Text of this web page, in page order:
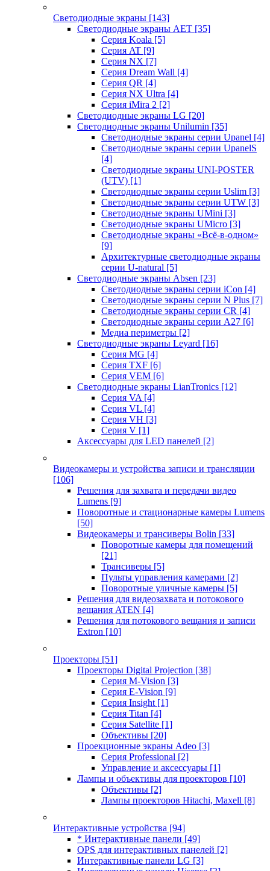
Светодиодные экраны [143]
Светодиодные экраны AET [35]
Cерия Koala [5]
Серия AT [9]
Серия NX [7]
Серия Dream Wall [4]
Серия QR [4]
Серия NX Ultra [4]
Серия iMira 2 [2]
Светодиодные экраны LG [20]
Светодиодные экраны Unilumin [35]
Светодиодные экраны серии Upanel [4]
Светодиодные экраны серии UpanelS
[4]
Светодиодные экраны UNI-POSTER
(UTV) [1]
Светодиодные экраны серии Uslim [3]
Светодиодные экраны серии UTW [3]
Светодиодные экраны UMini [3]
Светодиодные экраны UMicro [3]
Светодиодные экраны «Всё-в-одном»
[9]
Архитектурные светодиодные экраны
серии U-natural [5]
Светодиодные экраны Absen [23]
Светодиодные экраны серии iCon [4]
Светодиодные экраны серии N Plus [7]
Светодиодные экраны серии CR [4]
Светодиодные экраны серии А27 [6]
Медиа периметры [2]
Светодиодные экраны Leyard [16]
Серия MG [4]
Серия TXF [6]
Серия VEM [6]
Светодиодные экраны LianTronics [12]
Серия VA [4]
Серия VL [4]
Серия VH [3]
Серия V [1]
Аксессуары для LED панелей [2]
Видеокамеры и устройства записи и трансляции
[106]
Решения для захвата и передачи видео
Lumens [9]
Поворотные и стационарные камеры Lumens
[50]
Видеокамеры и трансиверы Bolin [33]
Поворотные камеры для помещений
[21]
Трансиверы [5]
Пульты управления камерами [2]
Поворотные уличные камеры [5]
Решения для видеозахвата и потокового
вещания ATEN [4]
Решения для потокового вещания и записи
Extron [10]
Проекторы [51]
Проекторы Digital Projection [38]
Серия M-Vision [3]
Серия E-Vision [9]
Серия Insight [1]
Серия Titan [4]
Серия Satellite [1]
Объективы [20]
Проекционные экраны Adeo [3]
Серия Professional [2]
Управление и аксессуары [1]
Лампы и объективы для проекторов [10]
Объективы [2]
Лампы проекторов Hitachi, Maxell [8]
Интерактивные устройства [94]
* Интерактивные панели [49]
OPS для интерактивных панелей [2]
Интерактивные панели LG [3]